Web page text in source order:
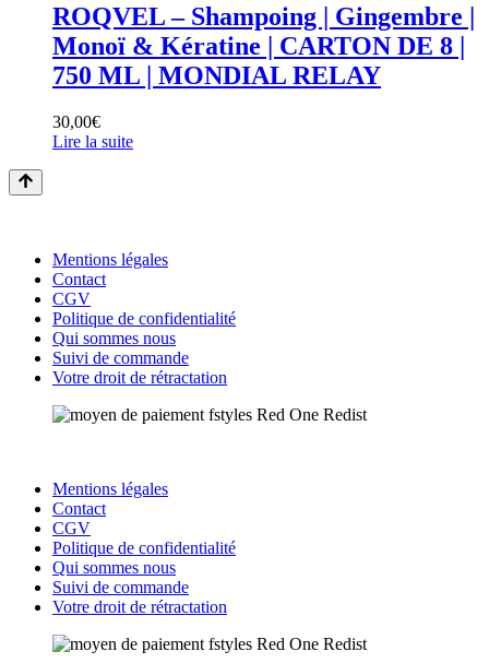
ROQVEL – Shampoing | Gingembre |
Monoï & Kératine | CARTON DE 8 |
750 ML | MONDIAL RELAY
30,00€
Lire la suite
Mentions légales
Contact
CGV
Politique de confidentialité
Qui sommes nous
Suivi de commande
Votre droit de rétractation
Mentions légales
Contact
CGV
Politique de confidentialité
Qui sommes nous
Suivi de commande
Votre droit de rétractation